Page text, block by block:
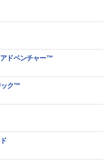
アドベンチャー™
ック™